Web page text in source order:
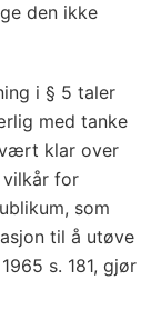
den ikke
i § 5 taler
med tanke
vært klar over
vilkår for
som
til å utøve
s. 181, gjør